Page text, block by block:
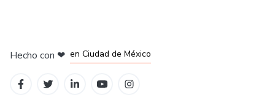
Hecho con ❤ en Ciudad de México